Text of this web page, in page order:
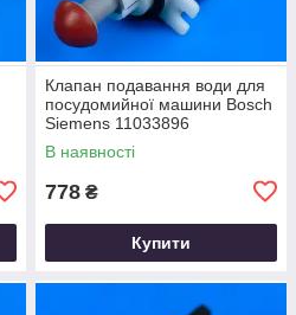
Клапан подавання води для
посудомийної машини Bosch
Siemens 11033896
В наявності
778 ₴
Купити